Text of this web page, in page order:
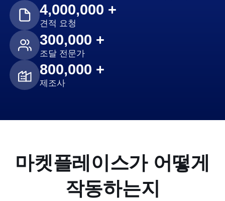
4,000,000 +
견적 요청
300,000 +
조달 전문가
800,000 +
제조사
마켓플레이스가 어떻게
작동하는지